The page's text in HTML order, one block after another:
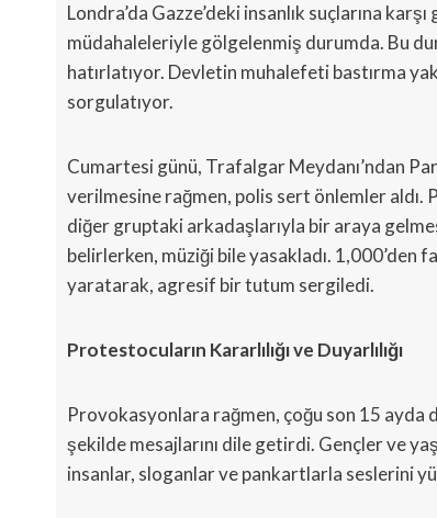
Londra’da Gazze’deki insanlık suçlarına
müdahaleleriyle gölgelenmiş durumda. Bu
hatırlatıyor. Devletin muhalefeti bastırma
sorgulatıyor.
Cumartesi günü, Trafalgar Meydanı’ndan
verilmesine rağmen, polis sert önlemler
diğer gruptaki arkadaşlarıyla bir araya
belirlerken, müziği bile yasakladı.
yaratarak, agresif bir tutum sergiledi.
Protestocuların Kararlılığı ve Duyarlılığı
Provokasyonlara rağmen, çoğu son 15 ayda
şekilde mesajlarını dile getirdi. Gençler ve
insanlar, sloganlar ve pankartlarla seslerini